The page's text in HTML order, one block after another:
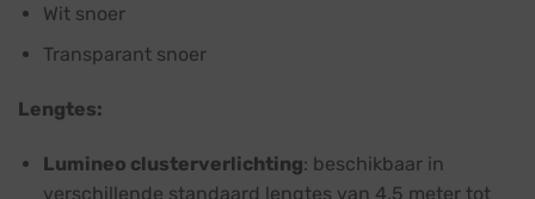
Wit snoer
Transparant snoer
Lengtes:
Lumineo clusterverlichting: beschikbaar in
verschillende standaard lengtes van 4,5 meter tot